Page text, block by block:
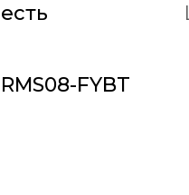
есть
RMS08-FYBT